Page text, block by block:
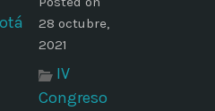
28 octubre,
2021
IV
Congreso